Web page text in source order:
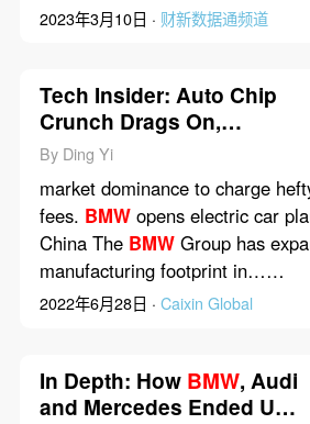
2023年3月10日 · 财新数据通频道
Tech Insider: Auto Chip
Crunch Drags On,
Alibaba to Test Driverless
Truck
By Ding Yi
market dominance to charge
fees. BMWopens electric car
China The BMWGroup has
manufacturing footprint in……
2022年6月28日 · Caixin Global
In Depth: How BMW, Audi
and Mercedes Ended Up